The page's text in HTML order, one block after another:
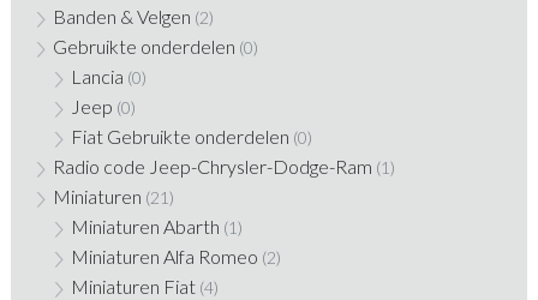
Banden & Velgen (2)
Gebruikte onderdelen (0)
Lancia (0)
Jeep (0)
Fiat Gebruikte onderdelen (0)
Radio code Jeep-Chrysler-Dodge-Ram (1)
Miniaturen (21)
Miniaturen Abarth (1)
Miniaturen Alfa Romeo (2)
Miniaturen Fiat (4)